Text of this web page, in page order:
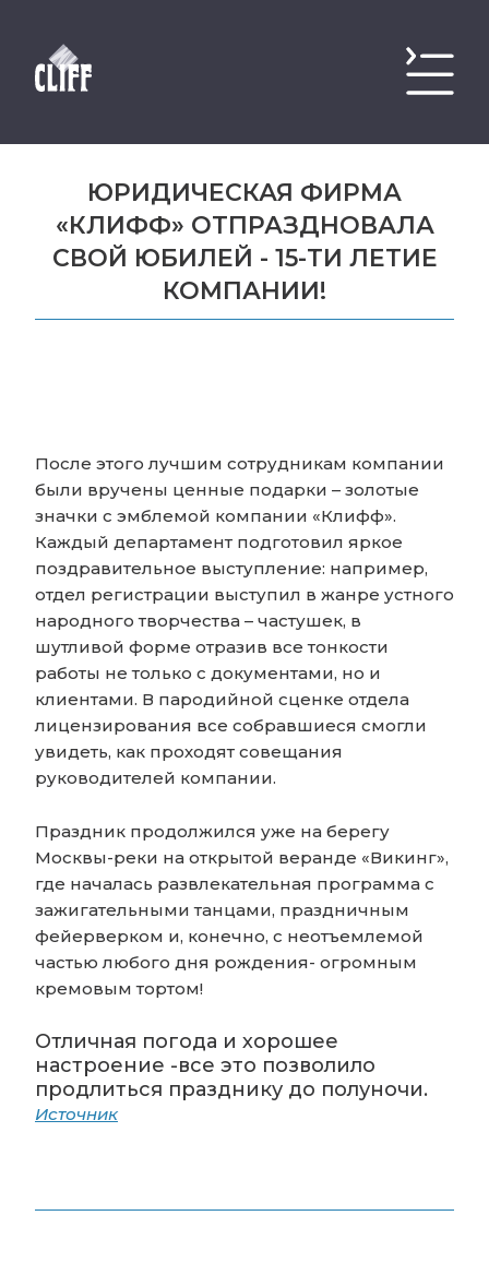
ЮРИДИЧЕСКАЯ ФИРМА
«КЛИФФ» ОТПРАЗДНОВАЛА
СВОЙ ЮБИЛЕЙ - 15-ТИ ЛЕТИЕ
КОМПАНИИ!
После этого лучшим сотрудникам компании
были вручены ценные подарки – золотые
значки с эмблемой компании «Клифф».
Каждый департамент подготовил яркое
поздравительное выступление: например,
отдел регистрации выступил в жанре устного
народного творчества – частушек, в
шутливой форме отразив все тонкости
работы не только с документами, но и
клиентами. В пародийной сценке отдела
лицензирования все собравшиеся смогли
увидеть, как проходят совещания
руководителей компании.
Праздник продолжился уже на берегу
Москвы-реки на открытой веранде «Викинг»,
где началась развлекательная программа с
зажигательными танцами, праздничным
фейерверком и, конечно, с неотъемлемой
частью любого дня рождения- огромным
кремовым тортом!
Отличная погода и хорошее
настроение -все это позволило
продлиться празднику до полуночи.
Источник